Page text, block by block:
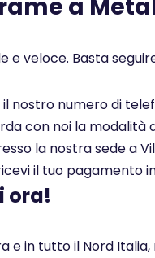
a
veloce. Basta
nostro numero di
con noi la modalità
la nostra sede a
il tuo pagamento
ora!
e in tutto il Nord